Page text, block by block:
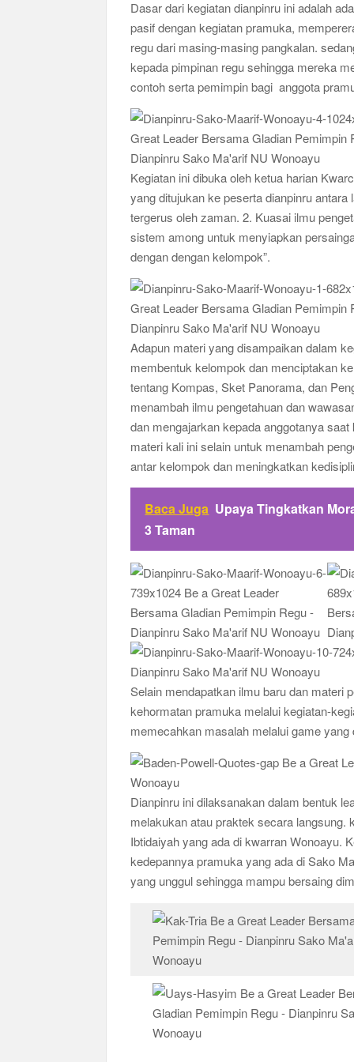
Ajang Kompetensi Antar Ambalan II SMKN 2
Musran X Kwarran Jabon Jadi Titik Awal
Peringanti Momentum Hardiknas, Kwarran
Dasar dari kegiatan dianpinru ini adalah
pasif dengan kegiatan pramuka,
regu dari masing-masing pangkalan.
kepada pimpinan regu sehingga mereka
contoh serta pemimpin bagi anggota
Kegiatan ini dibuka oleh ketua harian
yang ditujukan ke peserta dianpinru
tergerus oleh zaman. 2. Kuasai ilmu
sistem among untuk menyiapkan
dengan dengan kelompok”.
Adapun materi yang disampaikan dalam
membentuk kelompok dan menciptakan
tentang Kompas, Sket Panorama, dan
menambah ilmu pengetahuan dan
dan mengajarkan kepada anggotanya
materi kali ini selain untuk menambah
antar kelompok dan meningkatkan
Baca Juga Upaya Tingkatkan
3 Taman
Selain mendapatkan ilmu baru dan materi
kehormatan pramuka melalui kegiatan-
memecahkan masalah melalui game yang
Dianpinru ini dilaksanakan dalam bentuk
melakukan atau praktek secara langsung.
Ibtidaiyah yang ada di kwarran Wonoayu.
kedepannya pramuka yang ada di Sako
yang unggul sehingga mampu bersaing